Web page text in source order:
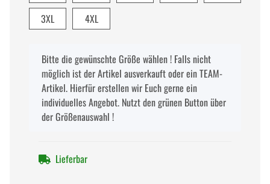
3XL
4XL
xBitte die gewünschte Größe wählen ! Falls nicht
möglich ist der Artikel ausverkauft oder ein TEAM-
Artikel. Hierfür erstellen wir Euch gerne ein
individuelles Angebot. Nutzt den grünen Button über
der Größenauswahl !
Lieferbar